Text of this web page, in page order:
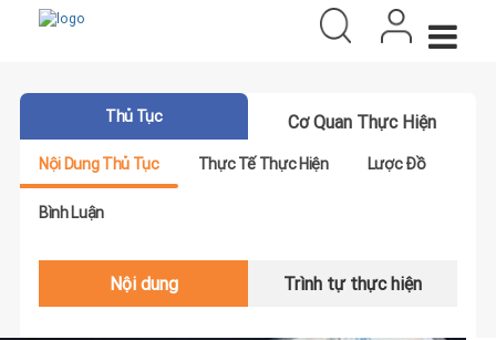
Thủ Tục Cơ Quan Thực Hiện
Nội Dung Thủ Tục Thực Tế Thực Hiện Lược Đồ
Bình Luận
Nội dung Trình tự thực hiện